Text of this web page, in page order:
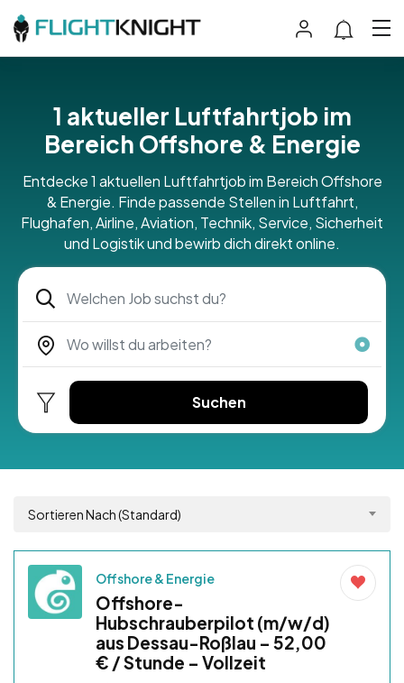
1 aktueller Luftfahrtjob im
Bereich Offshore & Energie
Entdecke 1 aktuellen Luftfahrtjob im Bereich Offshore
& Energie. Finde passende Stellen in Luftfahrt,
Flughafen, Airline, Aviation, Technik, Service, Sicherheit
und Logistik und bewirb dich direkt online.
Suchen
Sortieren Nach (Standard)
Offshore & Energie
Offshore-
Hubschrauberpilot (m/w/d)
aus Dessau-Roßlau – 52,00
€ / Stunde – Vollzeit